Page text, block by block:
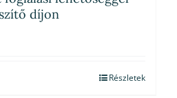
díjon
Részletek